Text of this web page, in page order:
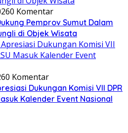
0 Komentar
Pemprov Sumut Dalam
di Objek Wisata
0 Komentar
Dukungan Komisi VII DPR
Kalender Event Nasional